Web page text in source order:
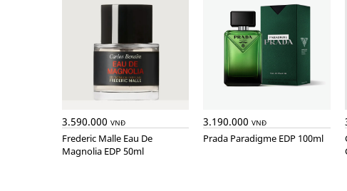
3.590.000 VNĐ
Frederic Malle Eau De
Magnolia EDP 50ml
3.190.000VNĐ
Prada Paradigme EDP 100ml